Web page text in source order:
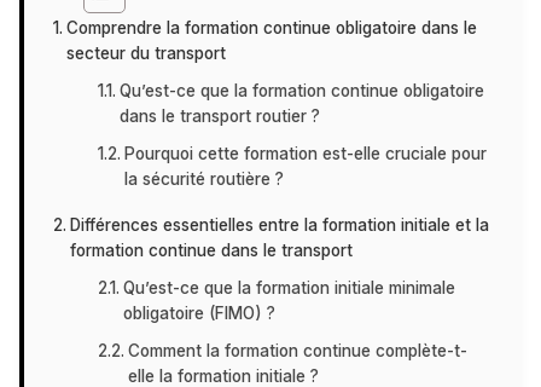
Comprendre la formation continue obligatoire dans le
secteur du transport
Qu’est-ce que la formation continue obligatoire
dans le transport routier ?
Pourquoi cette formation est-elle cruciale pour
la sécurité routière ?
Différences essentielles entre la formation initiale et la
formation continue dans le transport
Qu’est-ce que la formation initiale minimale
obligatoire (FIMO) ?
Comment la formation continue complète-t-
elle la formation initiale ?